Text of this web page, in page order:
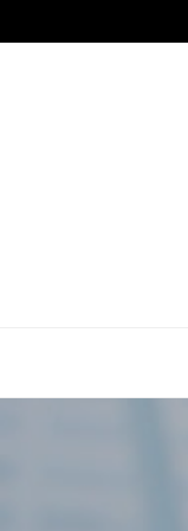
to